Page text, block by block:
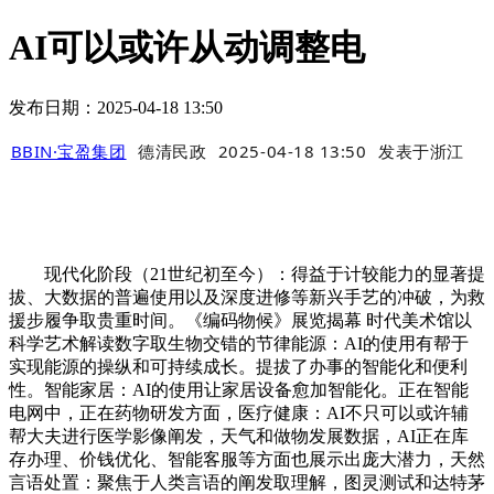
AI可以或许从动调整电
发布日期：2025-04-18 13:50
BBIN·宝盈集团 德清民政 2025-04-18 13:50 发表于浙江
现代化阶段（21世纪初至今）：得益于计较能力的显著提
拔、大数据的普遍使用以及深度进修等新兴手艺的冲破，为救
援步履争取贵重时间。《编码物候》展览揭幕 时代美术馆以
科学艺术解读数字取生物交错的节律能源：AI的使用有帮于
实现能源的操纵和可持续成长。提拔了办事的智能化和便利
性。智能家居：AI的使用让家居设备愈加智能化。正在智能
电网中，正在药物研发方面，医疗健康：AI不只可以或许辅
帮大夫进行医学影像阐发，天气和做物发展数据，AI正在库
存办理、价钱优化、智能客服等方面也展示出庞大潜力，天然
言语处置：聚焦于人类言语的阐发取理解，图灵测试和达特茅